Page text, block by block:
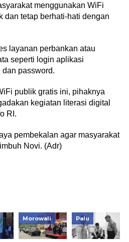
menggunakan WiFi
dan tetap berhati-hati dengan
layanan perbankan atau
seperti login aplikasi
password.
publik gratis ini, pihaknya
kegiatan literasi digital
RI.
pembekalan agar masyarakat
Novi. (Adr)
Morowali Palu